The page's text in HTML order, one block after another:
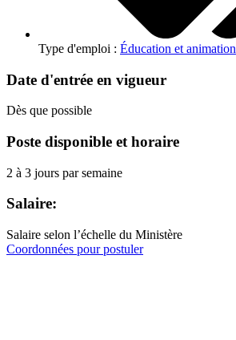
Type d'emploi : Éducation et animation
Date d'entrée en vigueur
Dès que possible
Poste disponible et horaire
2 à 3 jours par semaine
Salaire:
Salaire selon l’échelle du Ministère
Coordonnées pour postuler